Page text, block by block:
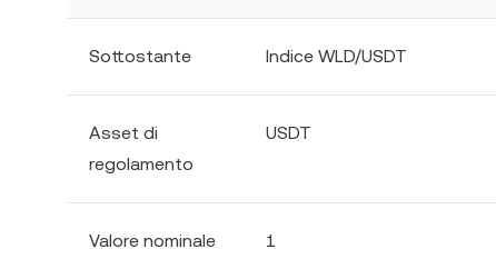
Sottostante Indice WLD/USDT
Asset di
regolamento
USDT
Valore nominale 1